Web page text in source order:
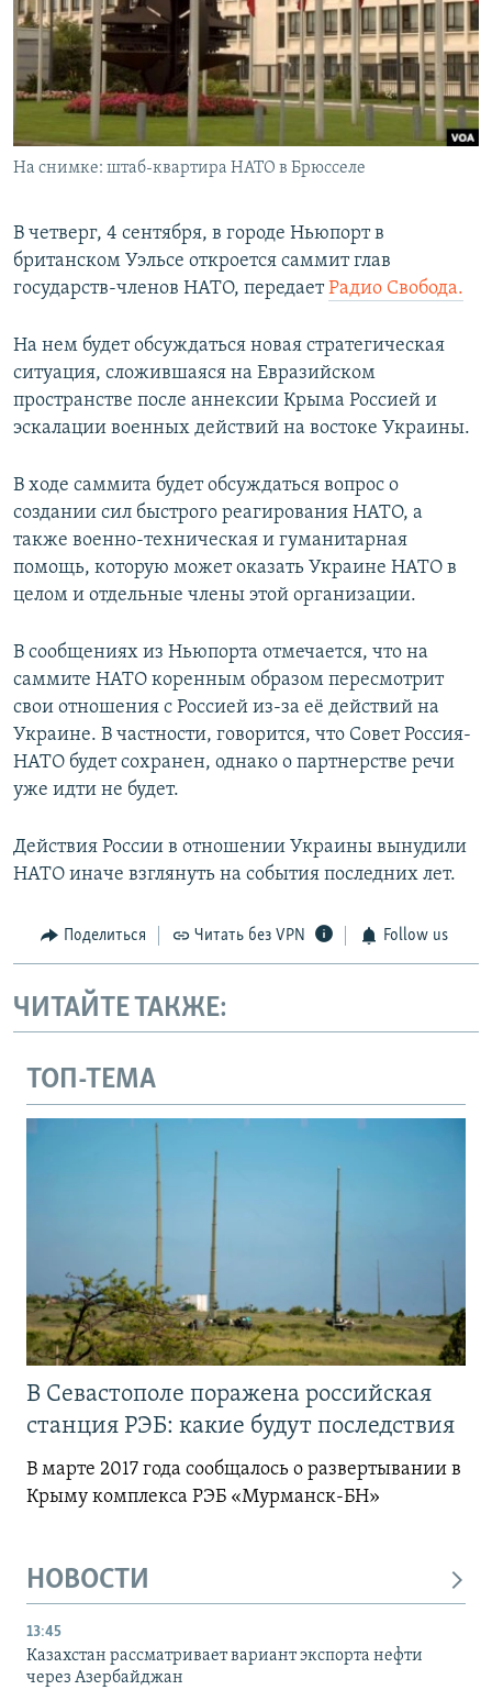
ПОБЕДИТЕЛЕЙ НЕ СУДЯТ?
КРЫМ.НЕПОКОРЕННЫЙ
ELIFBE
УКРАИНСКАЯ ПРОБЛЕМА КРЫМА
ПРИСОЕДИНЯЙТЕСЬ!
Все сайты RFE/RL
На снимке: штаб-квартира НАТО в Брюсселе
В четверг, 4 сентября, в городе Ньюпорт в
британском Уэльсе откроется саммит глав
государств-членов НАТО, передаетРадио Свобода.
На нем будет обсуждаться новая стратегическая
ситуация, сложившаяся на Евразийском
пространстве после аннексии Крыма Россией и
эскалации военных действий на востоке Украины.
В ходе саммита будет обсуждаться вопрос о
создании сил быстрого реагирования НАТО, а
также военно-техническая и гуманитарная
помощь, которую может оказать Украине НАТО в
целом и отдельные члены этой организации.
В сообщениях из Ньюпорта отмечается, что на
саммите НАТО коренным образом пересмотрит
свои отношения с Россией из-за её действий на
Украине. В частности, говорится, что Совет Россия-
НАТО будет сохранен, однако о партнерстве речи
уже идти не будет.
Действия России в отношении Украины вынудили
НАТО иначе взглянуть на события последних лет.
Поделиться Читать без VPN Follow us
ЧИТАЙТЕ ТАКЖЕ:
ТОП-ТЕМА
В Севастополе поражена российская
станция РЭБ: какие будут последствия
В марте 2017 года сообщалось о развертывании в
Крыму комплекса РЭБ «Мурманск-БН»
НОВОСТИ
13:45
Казахстан рассматривает вариант экспорта нефти
через Азербайджан